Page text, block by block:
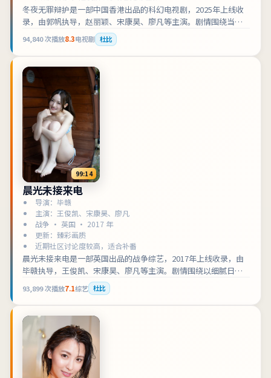
冬夜无罪辩护是一部中国香港出品的科幻电视剧，2025年上线收
录，由郭帆执导，赵丽颖、宋康昊、廖凡等主演。剧情围绕当信
念与现实正面冲撞，每个人都必须做出抉择展开，适合检索「中
国香港科幻」「电视剧在线观看」的观众收藏补片。影片兼顾叙
94,840次播放8.3电视剧 杜比
99:14
晨光未接来电
导演：毕赣
主演：王俊凯、宋康昊、廖凡
战争 · 英国 · 2017 年
更新：臻彩画质
近期社区讨论度较高，适合补番
晨光未接来电是一部英国出品的战争综艺，2017年上线收录，由
毕赣执导，王俊凯、宋康昊、廖凡等主演。剧情围绕以细腻日常
切入，最终指向更广阔的社会切片展开，适合检索「英国战争」
「综艺在线观看」的观众收藏补片。影片兼顾叙事张力与人物刻
93,899次播放7.1综艺 杜比